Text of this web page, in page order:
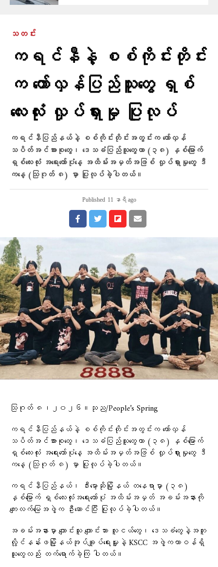
သတင်း
ကရင်နီနဲ့ စစ်ကိုင်းတိုင်း
က တော်လှန်ပြည်သူတွေ ရှစ်
လေးလုံး လှုပ်ရှားမှု ပြုလုပ်
ကရင်နီပြည်နယ်နဲ့ စစ်ကိုင်းတိုင်းအတွင်းက တော်လှန်
သပိတ်အင်အားစုတွေ၊ ဒေသခံပြည်သူတွေဟာ (၃၈) နှစ်မြောက်
ရှစ်လေးလုံး အရေးတော်ပုံနေ့ အထိမ်းအမှတ်အဖြစ် လှုပ်ရှားမှုတွေ ဒီ
ကနေ့ (သြဂုတ် ၈) မှာ ပြုလုပ်ခဲ့ပါတယ်။
Published 11 နာရီ ago
သြဂုတ် ၈၊၂၀၂၆။သုည/People’s Spring
ကရင်နီပြည်နယ်နဲ့ စစ်ကိုင်းတိုင်းအတွင်းက တော်လှန်
သပိတ်အင်အားစုတွေ၊ ဒေသခံပြည်သူတွေဟာ (၃၈) နှစ်မြောက်
ရှစ်လေးလုံး အရေးတော်ပုံနေ့ အထိမ်းအမှတ်အဖြစ် လှုပ်ရှားမှုတွေ ဒီ
ကနေ့ (သြဂုတ် ၈) မှာ ပြုလုပ်ခဲ့ပါတယ်။
ကရင်နီပြည်နယ်၊ ဒီးမော့ဆိုမြို့နယ် တနေရာမှာ (၃၈)
နှစ်မြောက် ရှစ်လေးလုံးအရေးတော်ပုံ အထိမ်းအမှတ် အခမ်းအနားကို
ကျေးလက်မြေအဖွဲ့က ဦးဆောင်ပြီး ပြုလုပ်ခဲ့ပါတယ်။
အခမ်းအနားမှာ ကျောင်းသူ ကျောင်းသား လူငယ်တွေ၊ ဒေသခံတွေနဲ့အတူ
လွိုင်နန်းဖမြို့နယ်အုပ်ချူပ်ရေးမှူးနဲ့ KSCC အဖွဲ့ကတာဝန်ရှိ
သူတွေလည်း တက်ရောက်ခဲ့ကြ ပါတယ်။